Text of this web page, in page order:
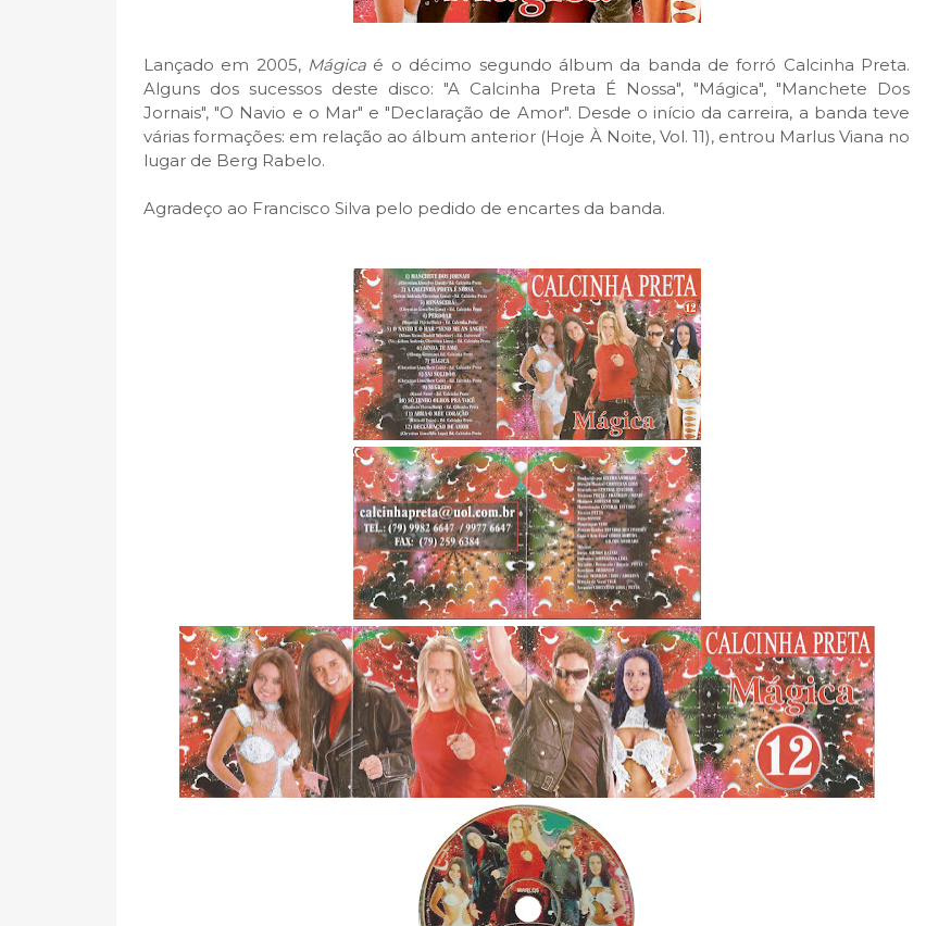
Lançado em 2005, Mágica é o décimo segundo álbum da banda de forró Calcinha Preta.
Alguns dos sucessos deste disco: "A Calcinha Preta É Nossa", "Mágica", "Manchete Dos
Jornais", "O Navio e o Mar" e "Declaração de Amor". Desde o início da carreira, a banda teve
várias formações: em relação ao álbum anterior (Hoje À Noite, Vol. 11), entrou Marlus Viana no
lugar de Berg Rabelo.
Agradeço ao Francisco Silva pelo pedido de encartes da banda.